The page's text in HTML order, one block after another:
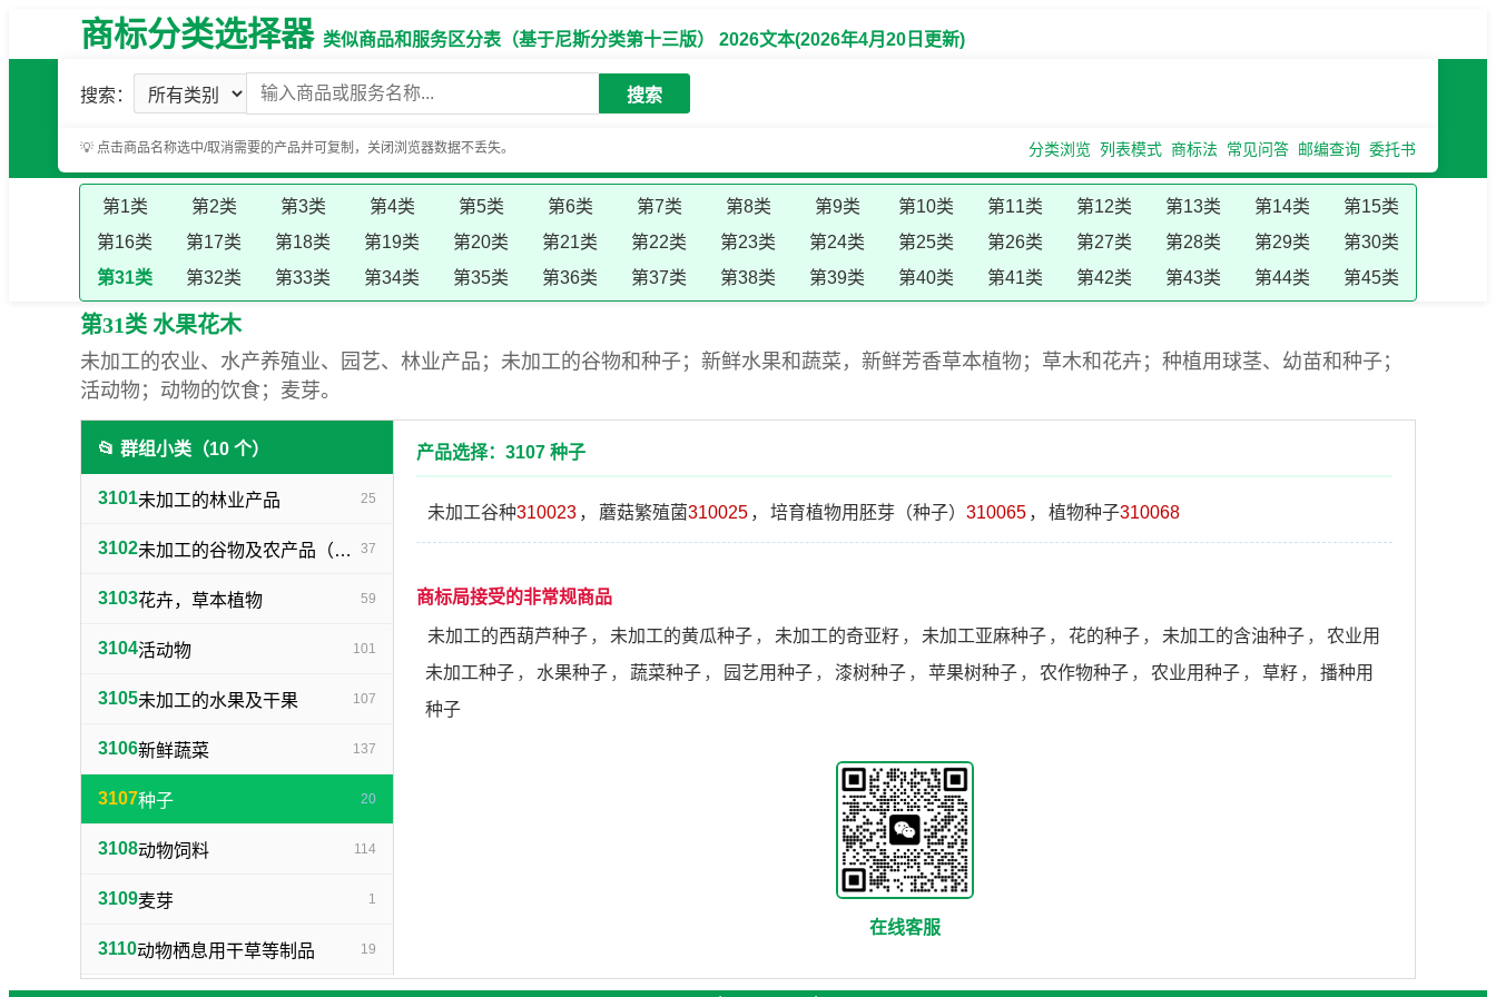
商标分类选择器类似商品和服务区分表（基于尼斯分类第十三版） 2026文本(2026年4月20日更新)
搜索： 搜索
💡 点击商品名称选中/取消需要的产品并可复制，关闭浏览器数据不丢失。 分类浏览 列表模式 商标法 常见问答 邮编查询 委托书
第1类 第2类 第3类 第4类 第5类 第6类 第7类 第8类 第9类 第10类 第11类 第12类 第13类 第14类
第15类
第16类
第17类 第18类 第19类 第20类 第21类 第22类 第23类 第24类 第25类 第26类 第27类 第28类 第29类
第30类
第31类
第32类 第33类 第34类 第35类 第36类 第37类 第38类 第39类 第40类 第41类 第42类 第43类 第44类 第45类
第31类 水果花木
未加工的农业、水产养殖业、园艺、林业产品；未加工的谷物和种子；新鲜水果和蔬菜，新鲜芳香草本植物；草木和花卉；种植用球茎、幼苗和种子；
活动物；动物的饮食；麦芽。
📂 群组小类（10 个）
3101未加工的林业产品 25
3102 未加工的谷物及农产品（不包括蔬菜，种子） 37
3103花卉，草本植物 59
3104活动物 101
3105未加工的水果及干果 107
3106新鲜蔬菜 137
3107种子 20
3108动物饲料 114
3109麦芽 1
3110动物栖息用干草等制品 19
产品选择：3107 种子
未加工谷种310023 ， 蘑菇繁殖菌310025 ， 培育植物用胚芽（种子） 310065 ， 植物种子310068
商标局接受的非常规商品
未加工的西葫芦种子 ， 未加工的黄瓜种子 ， 未加工的奇亚籽 ， 未加工亚麻种子 ， 花的种子 ， 未加工的含油种子 ，
农业用
未加工种子 ， 水果种子 ， 蔬菜种子 ， 园艺用种子 ， 漆树种子 ， 苹果树种子 ， 农作物种子 ， 农业用种子 ， 草籽 ，
播种用
种子
在线客服